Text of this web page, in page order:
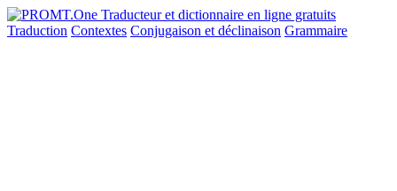
Traduction Contextes Conjugaison et déclinaison Grammaire